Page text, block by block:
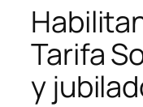
Tarifa
y